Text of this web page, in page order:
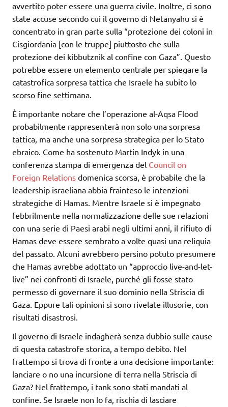
avvertito poter essere una guerra civile. Inoltre, ci sono
state accuse secondo cui il governo di Netanyahu si è
concentrato in gran parte sulla “protezione dei coloni in
Cisgiordania [con le truppe] piuttosto che sulla
protezione dei kibbutznik al confine con Gaza”. Questo
potrebbe essere un elemento centrale per spiegare la
catastrofica sorpresa tattica che Israele ha subito lo
scorso fine settimana.
È importante notare che l’operazione al-Aqsa Flood
probabilmente rappresenterà non solo una sorpresa
tattica, ma anche una sorpresa strategica per lo Stato
ebraico. Come ha sostenuto Martin Indyk in una
conferenza stampa di emergenza del Council on
Foreign Relations domenica scorsa, è probabile che la
leadership israeliana abbia frainteso le intenzioni
strategiche di Hamas. Mentre Israele si è impegnato
febbrilmente nella normalizzazione delle sue relazioni
con una serie di Paesi arabi negli ultimi anni, il rifiuto di
Hamas deve essere sembrato a volte quasi una reliquia
del passato. Alcuni avrebbero persino potuto presumere
che Hamas avrebbe adottato un “approccio live-and-let-
live” nei confronti di Israele, purché gli fosse stato
permesso di governare il suo dominio nella Striscia di
Gaza. Eppure tali opinioni si sono rivelate illusorie, con
risultati disastrosi.
Il governo di Israele indagherà senza dubbio sulle cause
di questa catastrofe storica, a tempo debito. Nel
frattempo si trova di fronte a una decisione importante:
lanciare o no una incursione di terra nella Striscia di
Gaza? Nel frattempo, i tank sono stati mandati al
confine. Se Israele non lo fa, rischia di lasciare